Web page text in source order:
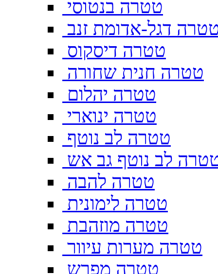
טטרה בנטוסי
דגל-אדומת זנב
טטרה דיסקוס
טטרה חנית שחורה
טטרה יהלום
טטרה ינוארי
טטרה לב נוטף
לב נוטף גב אש
טטרה להבה
טטרה לימונית
טטרה מוזהבת
טטרה מערות עיוור
טטרה מפרש